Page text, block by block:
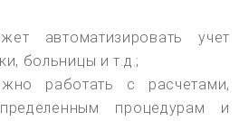
автоматизировать учет
больницы и т.д.;
работать с расчетами,
процедурам и